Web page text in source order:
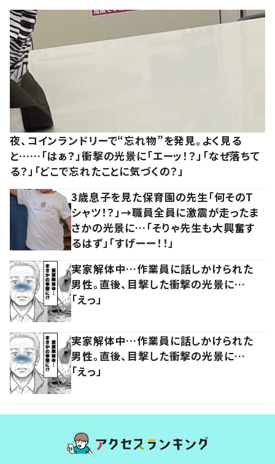
夜、コインランドリーで“忘れ物”を発見。よく見る
と……「はぁ？」衝撃の光景に「エーッ！？」「なぜ落ちて
る？」「どこで忘れたことに気づくの？」
3歳息子を見た保育園の先生「何そのT
シャツ！？」→職員全員に激震が走ったま
さかの光景に…「そりゃ先生も大興奮す
るはず」「すげーー！！」
実家解体中…作業員に話しかけられた
男性。直後、目撃した衝撃の光景に…
「えっ」
実家解体中…作業員に話しかけられた
男性。直後、目撃した衝撃の光景に…
「えっ」